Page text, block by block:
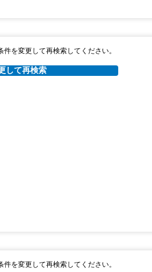
を変更して再検索してください。
して再検索
を変更して再検索してください。